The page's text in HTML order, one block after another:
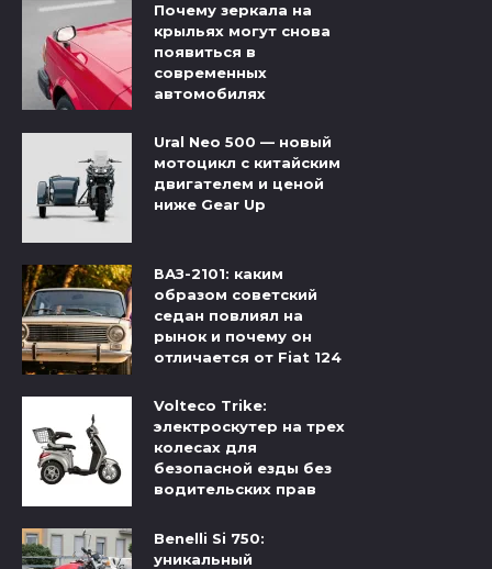
Почему зеркала на
крыльях могут снова
появиться в
современных
автомобилях
Ural Neo 500 — новый
мотоцикл с китайским
двигателем и ценой
ниже Gear Up
ВАЗ-2101: каким
образом советский
седан повлиял на
рынок и почему он
отличается от Fiat 124
Volteco Trike:
электроскутер на трех
колесах для
безопасной езды без
водительских прав
Benelli Si 750:
уникальный